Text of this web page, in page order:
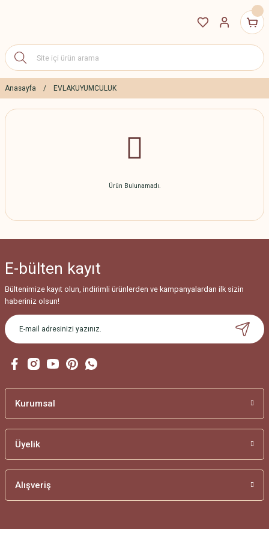
Anasayfa EVLAKUYUMCULUK
Ürün Bulunamadı.
E-bülten kayıt
Bültenimize kayıt olun, indirimli ürünlerden ve kampanyalardan ilk sizin
haberiniz olsun!
Kurumsal
Üyelik
Alışveriş